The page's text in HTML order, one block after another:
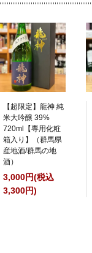
【超限定】龍神 純
米大吟醸 39%
720ml【専用化粧
箱入り】（群馬県
産地酒/群馬の地
酒）
3,000円(税込
3,300円)